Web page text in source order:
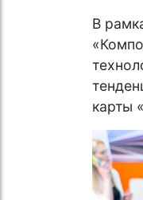
В
карты